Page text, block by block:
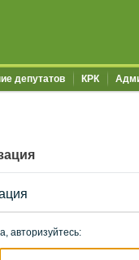
депутатов КРК
авторизуйтесь: